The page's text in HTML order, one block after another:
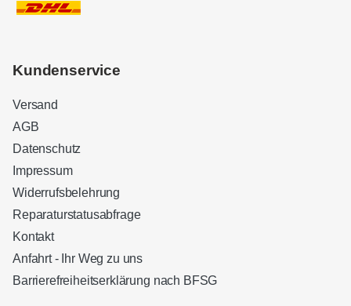
Kundenservice
Versand
AGB
Datenschutz
Impressum
Widerrufsbelehrung
Reparaturstatusabfrage
Kontakt
Anfahrt - Ihr Weg zu uns
Barrierefreiheitserklärung nach BFSGKundenbewertungen und Erfahrungen zu